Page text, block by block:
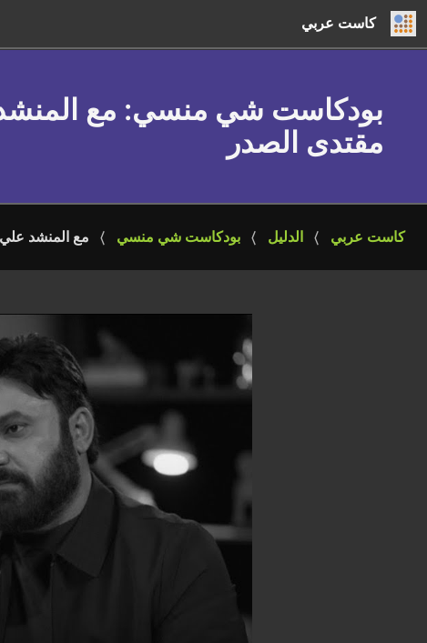
كاست عربي
بودكاست شي منسي: مع
مقتدى الصدر
كاست عربي الدليل بودكاست شي منسي مع المنشد